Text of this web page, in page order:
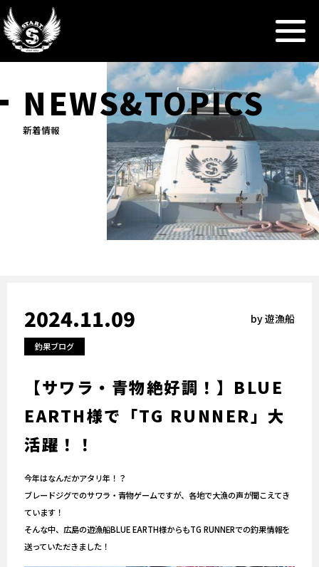
NEWS&TOPICS
新着情報
2024.11.09
釣果ブログ
by遊漁船
【サワラ・青物絶好調！】BLUE
EARTH様で「TG RUNNER」大
活躍！！
今年はなんだかアタリ年！？
ブレードジグでのサワラ・青物ゲームですが、各地で大漁の声が聞こえてき
ています！
そんな中、広島の遊漁船BLUE EARTH様からもTG RUNNERでの釣果情報を
送っていただきました！